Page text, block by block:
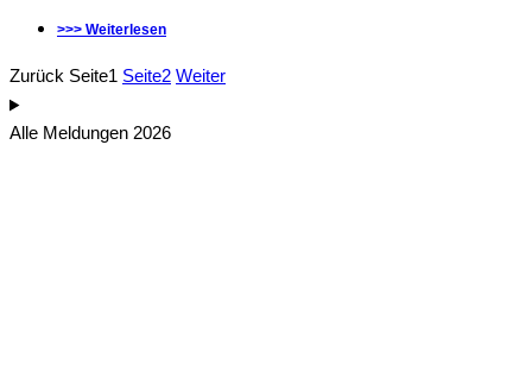
>>> Weiterlesen
Zurück Seite1 Seite2 Weiter
Alle Meldungen 2026